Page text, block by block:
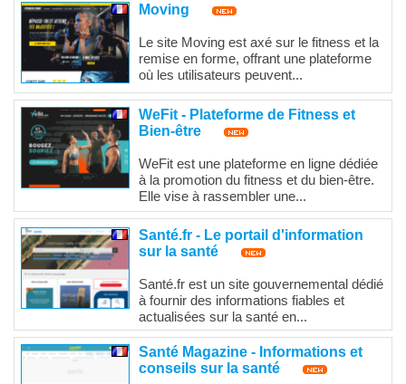
Moving
Le site Moving est axé sur le fitness et la
remise en forme, offrant une plateforme
où les utilisateurs peuvent...
WeFit - Plateforme de Fitness et
Bien-être
WeFit est une plateforme en ligne dédiée
à la promotion du fitness et du bien-être.
Elle vise à rassembler une...
Santé.fr - Le portail d'information
sur la santé
Santé.fr est un site gouvernemental dédié
à fournir des informations fiables et
actualisées sur la santé en...
Santé Magazine - Informations et
conseils sur la santé